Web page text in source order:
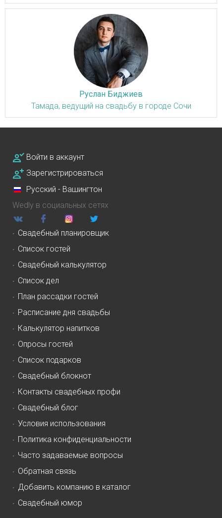
Руслан Биджиев
Тамада, ведущий на свадьбу в городе Сочи
Войти в аккаунт
Зарегистрироваться
Русский - Вашингтон
Wedly в социальных сетях
Свадебный планировщик
Список гостей
Свадебный калькулятор
Список дел
План рассадки гостей
Расписание дня свадьбы
Калькулятор напитков
Опросы гостей
Список подарков
Свадебный блокнот
Контакты свадебных профи
Свадебный блог
Условия использования
Политика конфиденциальности
Часто задаваемые вопросы
Обратная связь
Добавить компанию в каталог
Свадебный юмор